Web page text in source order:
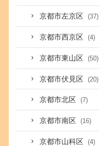
京都市左京区 (37)
京都市西京区 (4)
京都市東山区 (50)
京都市伏見区 (20)
京都市北区 (7)
京都市南区 (16)
京都市山科区 (4)